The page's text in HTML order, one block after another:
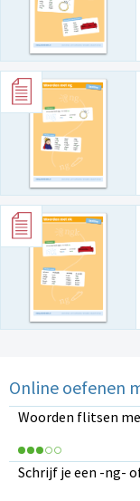
Online oefenen
Woorden flitsen
Schrijf je een -ng-